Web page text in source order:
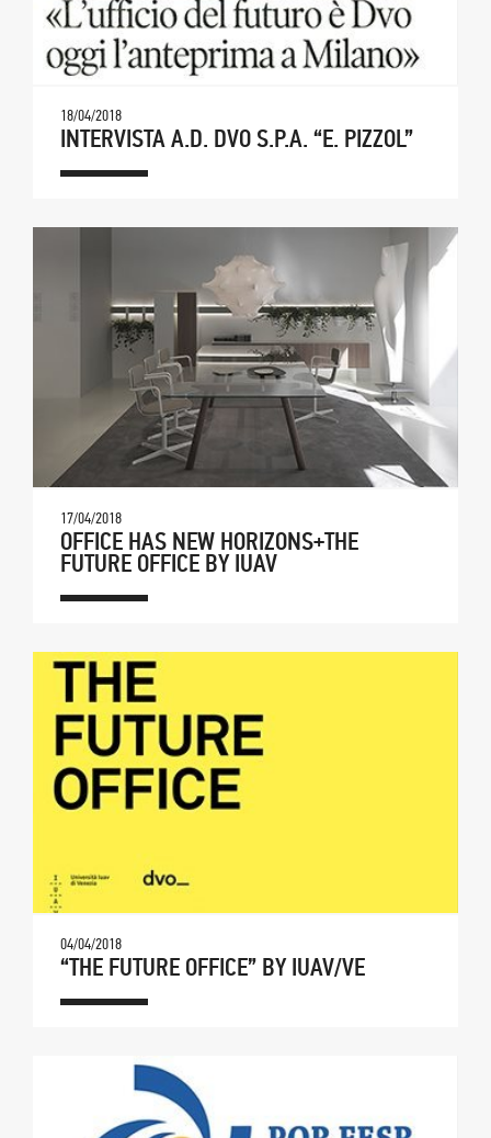
18/04/2018
INTERVISTA A.D. DVO S.P.A. “E. PIZZOL”
17/04/2018
OFFICE HAS NEW HORIZONS+THE
FUTURE OFFICE BY IUAV
04/04/2018
“THE FUTURE OFFICE” BY IUAV/VE